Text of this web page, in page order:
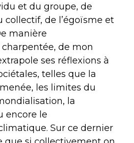
et du groupe, de
collectif, de l’égoïsme et
manière
de mon
ses réflexions à
telles que la
les limites du
la
encore le
Sur ce dernier